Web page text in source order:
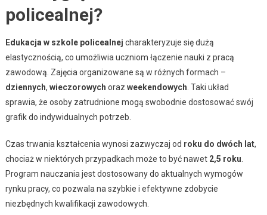
policealnej?
Edukacja w szkole policealnej charakteryzuje się dużą
elastycznością, co umożliwia uczniom łączenie nauki z pracą
zawodową. Zajęcia organizowane są w różnych formach –
dziennych, wieczorowych oraz weekendowych. Taki układ
sprawia, że osoby zatrudnione mogą swobodnie dostosować swój
grafik do indywidualnych potrzeb.
Czas trwania kształcenia wynosi zazwyczaj od roku do dwóch lat,
chociaż w niektórych przypadkach może to być nawet 2,5 roku.
Program nauczania jest dostosowany do aktualnych wymogów
rynku pracy, co pozwala na szybkie i efektywne zdobycie
niezbędnych kwalifikacji zawodowych.